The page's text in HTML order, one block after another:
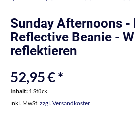
Sunday Afternoons -
Reflective Beanie -
reflektieren
52,95 € *
Inhalt: 1 Stück
inkl. MwSt. zzgl. Versandkosten